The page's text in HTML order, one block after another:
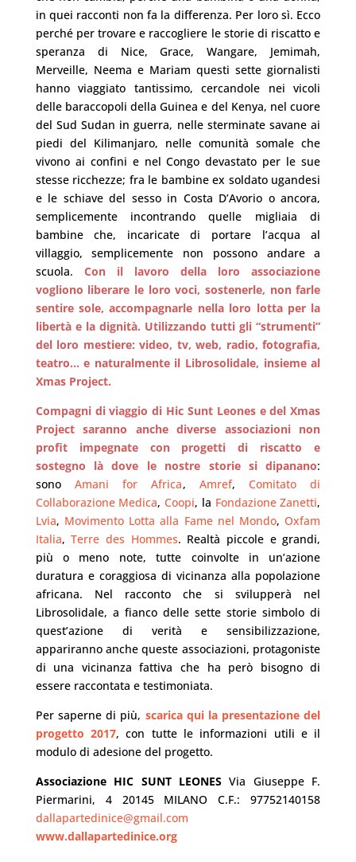
in quei racconti non fa la differenza. Per loro sì. Ecco
perché per trovare e raccogliere le storie di riscatto e
speranza di Nice, Grace, Wangare, Jemimah,
Merveille, Neema e Mariam questi sette giornalisti
hanno viaggiato tantissimo, cercandole nei vicoli
delle baraccopoli della Guinea e del Kenya, nel cuore
del Sud Sudan in guerra, nelle sterminate savane ai
piedi del Kilimanjaro, nelle comunità somale che
vivono ai confini e nel Congo devastato per le sue
stesse ricchezze; fra le bambine ex soldato ugandesi
e le schiave del sesso in Costa D’Avorio o ancora,
semplicemente incontrando quelle migliaia di
bambine che, incaricate di portare l’acqua al
villaggio, semplicemente non possono andare a
scuola. Con il lavoro della loro associazione
vogliono liberare le loro voci, sostenerle, non farle
sentire sole, accompagnarle nella loro lotta per la
libertà e la dignità. Utilizzando tutti gli “strumenti”
del loro mestiere: video, tv, web, radio, fotografia,
teatro... e naturalmente il Librosolidale, insieme al
Xmas Project.
Compagni di viaggio di Hic Sunt Leones e del Xmas
Project saranno anche diverse associazioni non
profit impegnate con progetti di riscatto e
sostegno là dove le nostre storie si dipanano:
sonoAmani for Africa, Amref, Comitato di
Collaborazione Medica, Coopi, la Fondazione Zanetti,
Lvia, Movimento Lotta alla Fame nel Mondo, Oxfam
Italia,Terre des Hommes. Realtà piccole e grandi,
più o meno note, tutte coinvolte in un’azione
duratura e coraggiosa di vicinanza alla popolazione
africana. Nel racconto che si svilupperà nel
Librosolidale, a fianco delle sette storie simbolo di
quest’azione di verità e sensibilizzazione,
appariranno anche queste associazioni, protagoniste
di una vicinanza fattiva che ha però bisogno di
essere raccontata e testimoniata.
Per saperne di più, scarica qui la presentazione del
progetto 2017, con tutte le informazioni utili e il
modulo di adesione del progetto.
Associazione HIC SUNT LEONES Via Giuseppe F.
Piermarini, 4 20145 MILANO C.F.: 97752140158
dallapartedinice@gmail.com
www.dallapartedinice.org